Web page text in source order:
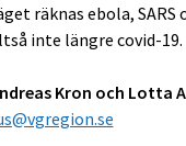
räknas ebola,
inte längre covid-19.
Kron och Lotta